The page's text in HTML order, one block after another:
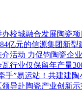
校城融合发展陶瓷
亿元的信源集团新型
活动 力促钧陶瓷企
行业仅保留年产量
手”易运站！共建建
导赴陶瓷产业创新